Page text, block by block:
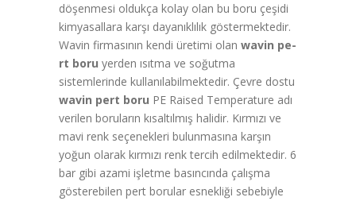
döşenmesi oldukça kolay olan bu boru çeşidi
kimyasallara karşı dayanıklılık göstermektedir.
Wavin firmasının kendi üretimi olan wavin pe-
rt boru yerden ısıtma ve soğutma
sistemlerinde kullanılabilmektedir. Çevre dostu
wavin pert boru PE Raised Temperature adı
verilen boruların kısaltılmış halidir. Kırmızı ve
mavi renk seçenekleri bulunmasına karşın
yoğun olarak kırmızı renk tercih edilmektedir. 6
bar gibi azami işletme basıncında çalışma
gösterebilen pert borular esnekliği sebebiyle